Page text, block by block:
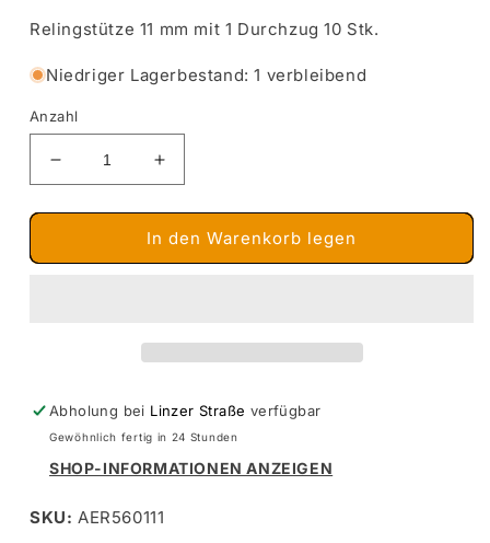
Relingstütze 11 mm mit 1 Durchzug 10 Stk.
Niedriger Lagerbestand: 1 verbleibend
Anzahl
Verringere
die
Menge
Relingstütze
Stk.
Erhöhe
die
Menge
für
Relingstütze
Stk.
In den Warenkorb legen
Abholung bei Linzer Straße verfügbar
Gewöhnlich fertig in 24 Stunden
SHOP-INFORMATIONEN ANZEIGEN
SKU: AER560111